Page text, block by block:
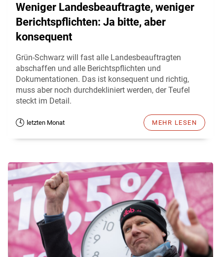
Weniger Landesbeauftragte, weniger
Berichtspflichten: Ja bitte, aber
konsequent
Grün-Schwarz will fast alle Landesbeauftragten
abschaffen und alle Berichtspflichten und
Dokumentationen. Das ist konsequent und richtig,
muss aber noch durchdekliniert werden, der Teufel
steckt im Detail.
letzten Monat MEHR LESEN